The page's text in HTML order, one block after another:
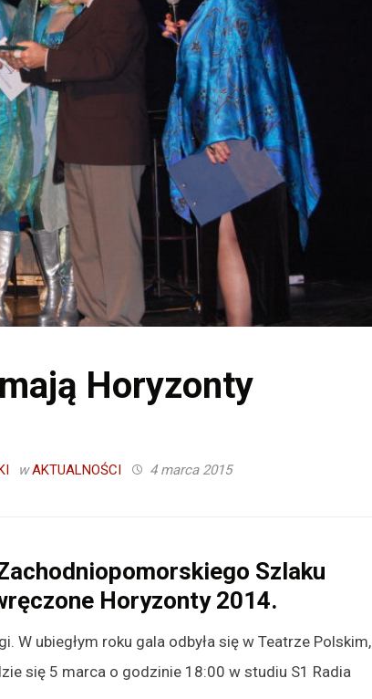
Horyzonty
wAKTUALNOŚCI 4 marca 2015
Szlaku
Horyzonty 2014.
W ubiegłym roku gala odbyła się w Teatrze Polskim,
się 5 marca o godzinie 18:00 w studiu S1 Radia